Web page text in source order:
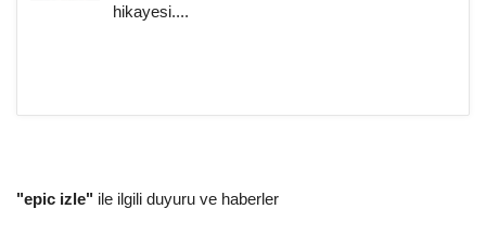
hikayesi....
"epic izle" ile ilgili duyuru ve haberler